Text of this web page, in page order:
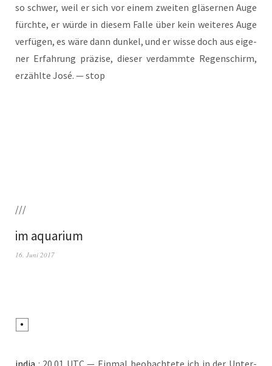
so schwer, weil er sich vor einem zwei­ten glä­ser­nen Auge
fürch­te, er wür­de in die­sem Fal­le über kein wei­te­res Auge
ver­fü­gen, es wäre dann dun­kel, und er wis­se doch aus eige­
ner Erfah­rung prä­zi­se, die­ser ver­damm­te Regen­schirm,
erzähl­te José. — stop
///
im aquarium
16. Juni 2017